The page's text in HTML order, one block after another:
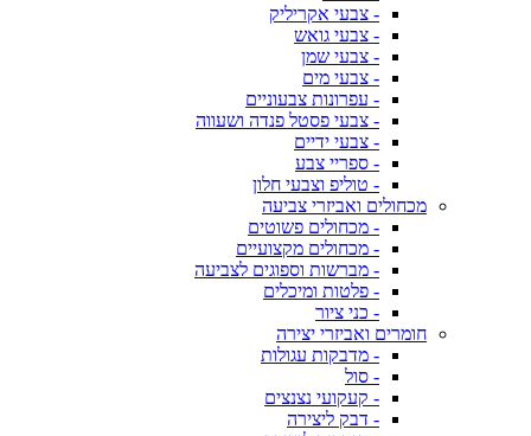
- צבעי אקריליק
- צבעי גואש
- צבעי שמן
- צבעי מים
- עפרונות צבעוניים
- צבעי פסטל פנדה ושעווה
- צבעי ידיים
- ספריי צבע
- טוליפ וצבעי חלון
מכחולים ואביזרי צביעה
- מכחולים פשוטים
- מכחולים מקצועיים
- מברשות וספוגים לצביעה
- פלטות ומיכלים
- כני ציור
חומרים ואביזרי יצירה
- מדבקות עגולות
- סול
- קעקועי נצנצים
- דבק ליצירה